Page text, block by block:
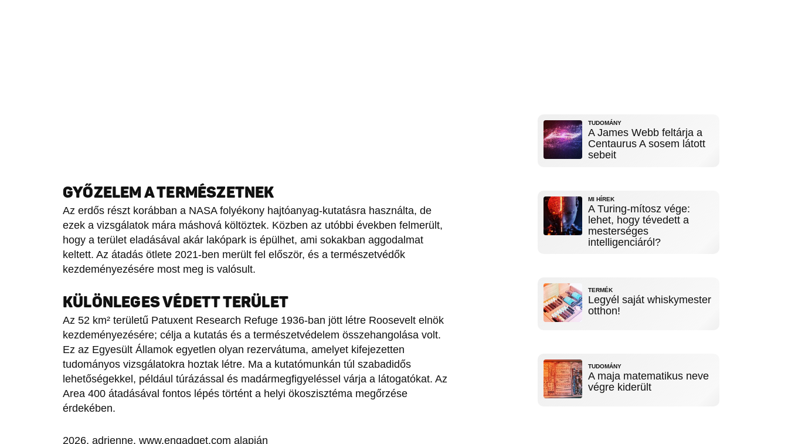
GYŐZELEM A TERMÉSZETNEK
Az erdős részt korábban a NASA folyékony hajtóanyag-kutatásra használta, de
ezek a vizsgálatok mára máshová költöztek. Közben az utóbbi években felmerült,
hogy a terület eladásával akár lakópark is épülhet, ami sokakban aggodalmat
keltett. Az átadás ötlete 2021-ben merült fel először, és a természetvédők
kezdeményezésére most meg is valósult.
KÜLÖNLEGES VÉDETT TERÜLET
Az 52 km² területű Patuxent Research Refuge 1936-ban jött létre Roosevelt elnök
kezdeményezésére; célja a kutatás és a természetvédelem összehangolása volt.
Ez az Egyesült Államok egyetlen olyan rezervátuma, amelyet kifejezetten
tudományos vizsgálatokra hoztak létre. Ma a kutatómunkán túl szabadidős
lehetőségekkel, például túrázással és madármegfigyeléssel várja a látogatókat. Az
Area 400 átadásával fontos lépés történt a helyi ökoszisztéma megőrzése
érdekében.
2026, adrienne, www.engadget.com alapján
TUDOMÁNY
A James Webb feltárja a
Centaurus A sosem látott
sebeit
MI HÍREK
A Turing-mítosz vége:
lehet, hogy tévedett a
mesterséges
intelligenciáról?
TERMÉK
Legyél saját whiskymester
otthon!
TUDOMÁNY
A maja matematikus neve
végre kiderült